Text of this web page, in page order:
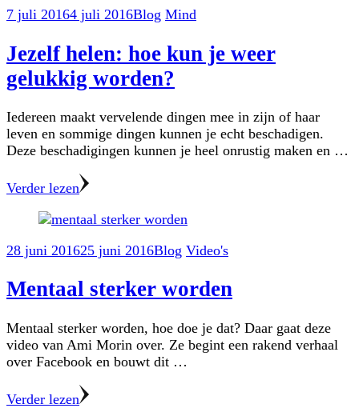
7 juli 20164 juli 2016Blog Mind
Jezelf helen: hoe kun je weer
gelukkig worden?
Iedereen maakt vervelende dingen mee in zijn of haar
leven en sommige dingen kunnen je echt beschadigen.
Deze beschadigingen kunnen je heel onrustig maken en …
Verder lezen
28 juni 201625 juni 2016Blog Video's
Mentaal sterker worden
Mentaal sterker worden, hoe doe je dat? Daar gaat deze
video van Ami Morin over. Ze begint een rakend verhaal
over Facebook en bouwt dit …
Verder lezen